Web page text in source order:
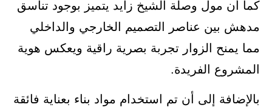
كما أن مول وصلة الشيخ زايد يتميز بوجود تناسق
مدهش بين عناصر التصميم الخارجي والداخلي
مما يمنح الزوار تجربة بصرية راقية ويعكس هوية
المشروع الفريدة.
بالإضافة إلى أن تم استخدام مواد بناء بعناية فائقة